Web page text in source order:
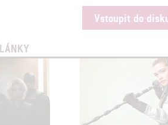
Vstoupit do